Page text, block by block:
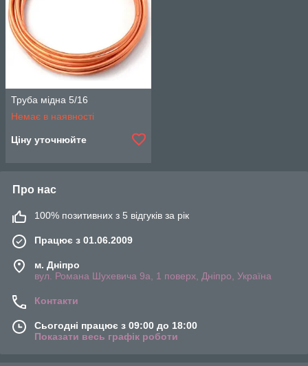
Труба мідна 5/16
Немає в наявності
Ціну уточнюйте
Про нас
100% позитивних з 5 відгуків за рік
Працює з 01.06.2009
м. Дніпро
вул. Романа Шухевича 9а, 1 поверх, Дніпро, Україна
Контакти
Сьогодні працює з 09:00 до 18:00
Показати весь графік роботи